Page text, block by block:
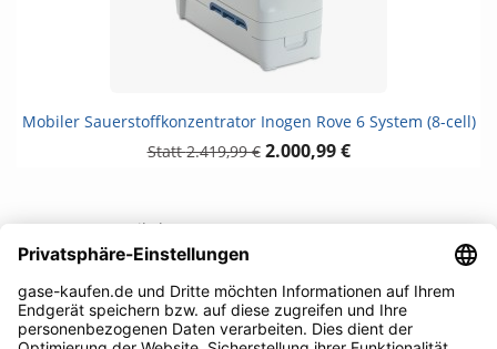
Mobiler Sauerstoffkonzentrator Inogen Rove 6 System (8-cell)
2.419,99 € 2.000,99 €
1 - 12 von 15 Artikel(n)
12
Zum Seitenanfang